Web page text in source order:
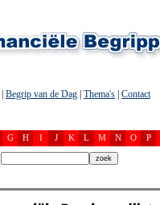
Begrip van de Dag Thema's Contact
G H I J K L M N O P